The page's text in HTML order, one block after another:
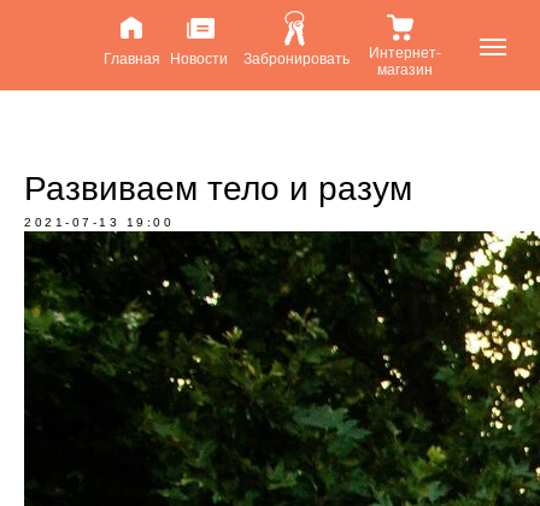
Главная Новости Забронировать
Интернет-
магазин
Развиваем тело и разум
2021-07-13 19:00